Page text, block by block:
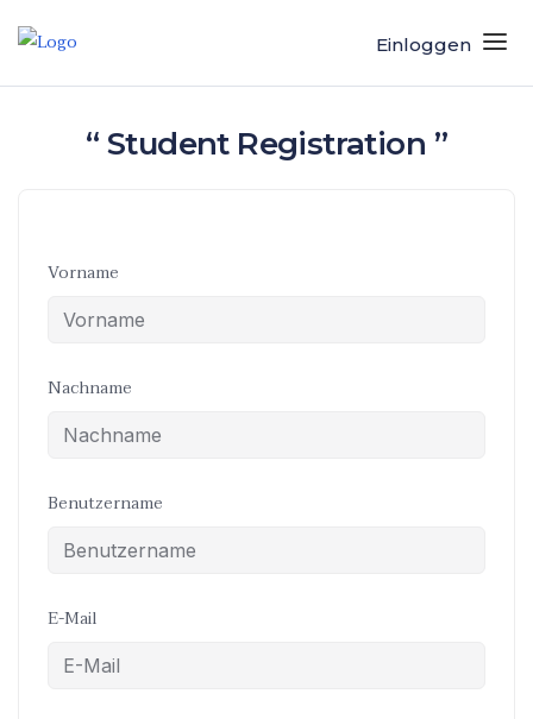
Einloggen
“ Student Registration ”
Vorname
Nachname
Benutzername
E-Mail